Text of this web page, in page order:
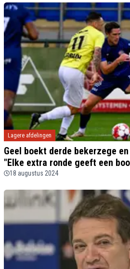
Lagere afdelingen
Geel boekt derde bekerzege
"Elke extra ronde geeft een
18 augustus 2024